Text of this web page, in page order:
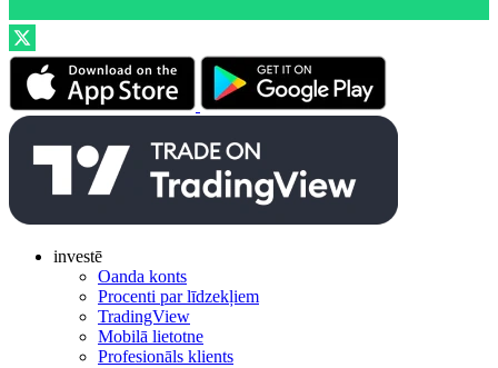
investē
Oanda konts
Procenti par līdzekļiem
TradingView
Mobilā lietotne
Profesionāls klients